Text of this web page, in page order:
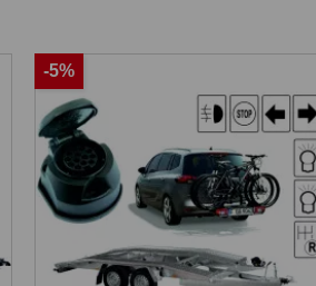
-5%